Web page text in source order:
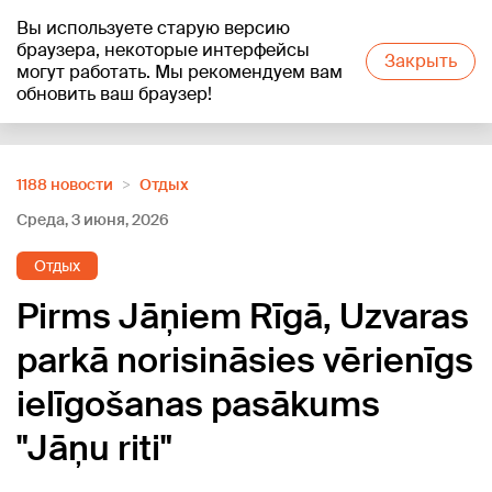
Вы используете старую версию
браузера, некоторые интерфейсы
могут работать. Мы рекомендуем вам
обновить ваш браузер!
Закрыть
+23°C
1188 новости
Отдых
Среда, 3 июня, 2026
Отдых
Pirms Jāņiem Rīgā, Uzvaras
parkā norisināsies vērienīgs
ielīgošanas pasākums
"Jāņu riti"